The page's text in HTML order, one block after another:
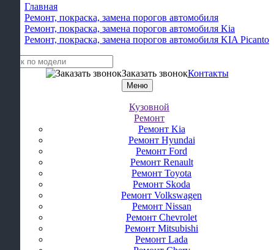
Главная
Ремонт, покраска, замена порогов автомобиля
Ремонт, покраска, замена порогов автомобиля Kia
Ремонт, покраска, замена порогов автомобиля KIA Picanto
Заказать звонокКонтакты
Меню
Кузовной
Ремонт
Ремонт Kia
Ремонт Hyundai
Ремонт Ford
Ремонт Renault
Ремонт Toyota
Ремонт Skoda
Ремонт Volkswagen
Ремонт Nissan
Ремонт Chevrolet
Ремонт Mitsubishi
Ремонт Lada